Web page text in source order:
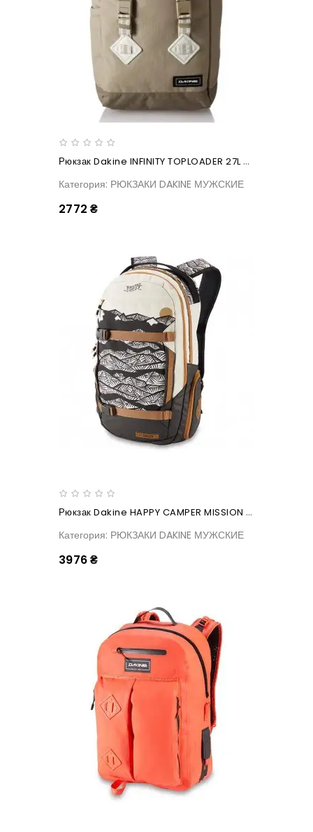
Рюкзак Dakine INFINITY TOPLOADER 27L Explore
Категория: РЮКЗАКИ DAKINE МУЖСКИЕ
2772 ₴
Рюкзак Dakine HAPPY CAMPER MISSION 25L Hcsc
Категория: РЮКЗАКИ DAKINE МУЖСКИЕ
3976 ₴